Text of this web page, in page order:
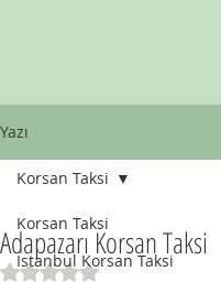
Yazı
Korsan Taksi
İstanbul Korsan Taksi
Korsan Taksi
Adapazarı Korsan Taksi
5 üzerinden NaN yıldız